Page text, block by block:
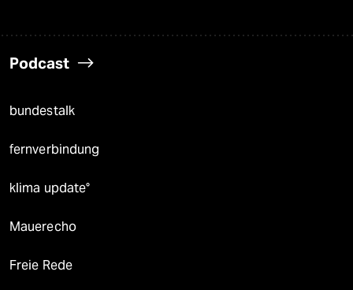
Podcast
bundestalk
fernverbindung
klima update°
Mauerecho
Freie Rede